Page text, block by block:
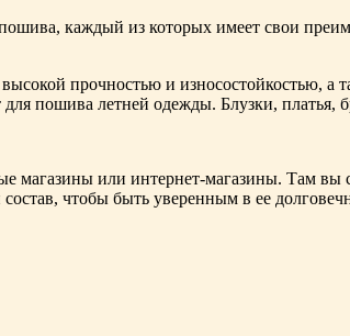
каждый из которых имеет свои
прочностью и износостойкостью, а
пошива летней одежды. Блузки, платья,
магазины или интернет-магазины. Там
чтобы быть уверенным в ее